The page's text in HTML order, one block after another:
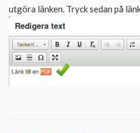
utgöra länken. Tryck sedan på